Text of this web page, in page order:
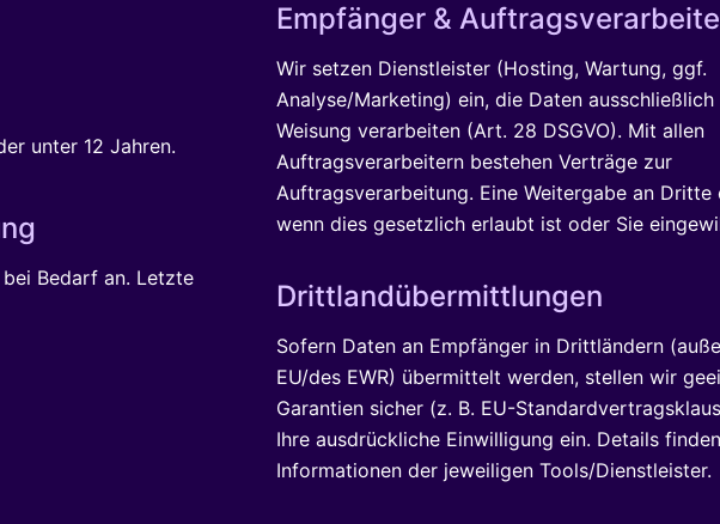
unter 12 Jahren.
Bedarf an. Letzte
Empfänger &
Wir setzen Dienstleister (Hosting, Wartung, ggf.
Analyse/Marketing) ein, die Daten ausschließlich
Weisung verarbeiten (Art. 28 DSGVO). Mit allen
Auftragsverarbeitern bestehen Verträge zur
Auftragsverarbeitung. Eine Weitergabe an
wenn dies gesetzlich erlaubt ist oder Sie
Drittlandübermittlungen
Sofern Daten an Empfänger in Drittländern
EU/des EWR) übermittelt werden, stellen wir
Garantien sicher (z. B. EU-
Ihre ausdrückliche Einwilligung ein. Details
Informationen der jeweiligen Tools/Dienstleister.